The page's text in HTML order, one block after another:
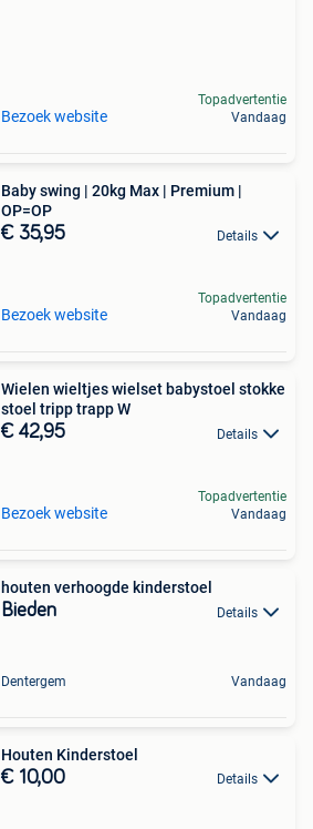
Bezoek website
Topadvertentie
Vandaag
Baby swing | 20kg Max | Premium |
OP=OP
€ 35,95 Details
Bezoek website
Topadvertentie
Vandaag
Wielen wieltjes wielset babystoel stokke
stoel tripp trapp W
€ 42,95 Details
Bezoek website
Topadvertentie
Vandaag
houten verhoogde kinderstoel
Bieden Details
Dentergem Vandaag
Houten Kinderstoel
€ 10,00 Details